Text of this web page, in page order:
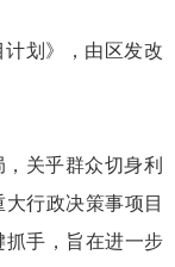
计划》，由区发改
关乎群众切身利
行政决策事项目
手，旨在进一步